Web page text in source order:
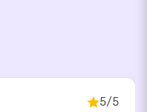
5/5